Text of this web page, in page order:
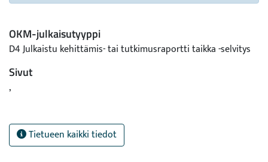
OKM-julkaisutyyppi
D4 Julkaistu kehittämis- tai tutkimusraportti taikka -selvitys
Sivut
,
Tietueen kaikki tiedot